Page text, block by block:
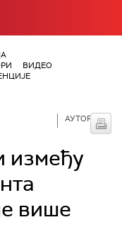
ВИДЕО
АУТОР:
између
више